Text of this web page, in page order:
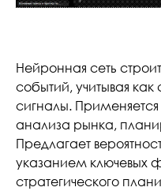
Нейронная сеть
событий, учитывая как
сигналы.
анализа рынка,
Предлагает
указанием ключевых
стратегического